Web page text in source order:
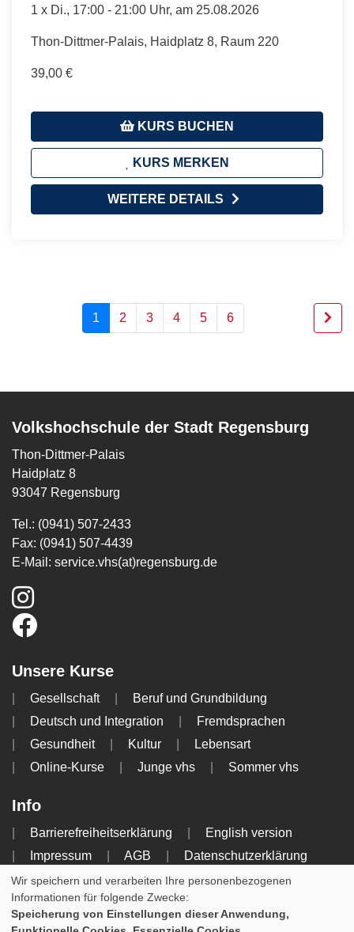
1 x Di., 17:00 - 21:00 Uhr, am 25.08.2026
Thon-Dittmer-Palais, Haidplatz 8, Raum 220
39,00 €
KURS BUCHEN
KURS MERKEN
WEITERE DETAILS
1 2 3 4 5 6
Volkshochschule der Stadt Regensburg
Thon-Dittmer-Palais
Haidplatz 8
93047 Regensburg
Tel.: (0941) 507-2433
Fax: (0941) 507-4439
E-Mail: service.vhs(at)regensburg.de
Unsere Kurse
Gesellschaft
Beruf und Grundbildung
Deutsch und Integration
Fremdsprachen
Gesundheit
Kultur
Lebensart
Online-Kurse
Junge vhs Sommer vhs
Info
Barrierefreiheitserklärung
English version
Impressum
AGB
Datenschutzerklärung
Widerrufsbelehrung
Cookie Einstellungen
Wir speichern und verarbeiten Ihre personenbezogenen
Informationen für folgende Zwecke:
Speicherung von Einstellungen dieser Anwendung,